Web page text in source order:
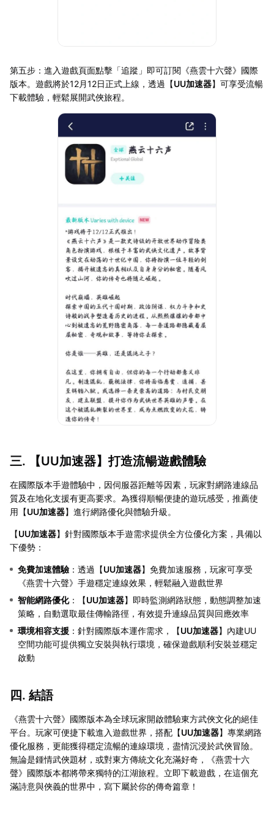
第五步：進入遊戲頁面點擊「追蹤」即可訂閱《燕雲十六聲》國際
版本。遊戲將於12月12日正式上線，透過【UU加速器】可享受流暢
下載體驗，輕鬆展開武俠旅程。
三. 【UU加速器】打造流暢遊戲體驗
在國際版本手遊體驗中，因伺服器距離等因素，玩家對網路連線品
質及在地化支援有更高要求。為獲得順暢便捷的遊玩感受，推薦使
用【UU加速器】進行網路優化與體驗升級。
【UU加速器】針對國際版本手遊需求提供全方位優化方案，具備以
下優勢：
免費加速體驗 ：透過【UU加速器】免費加速服務，玩家可享受
《燕雲十六聲》手遊穩定連線效果，輕鬆融入遊戲世界
智能網路優化：【UU加速器】即時監測網路狀態，動態調整加速
策略，自動選取最佳傳輸路徑，有效提升連線品質與回應效率
環境相容支援 ：針對國際版本運作需求，【UU加速器】內建UU
空間功能可提供獨立安裝與執行環境，確保遊戲順利安裝並穩定
啟動
四. 結語
《燕雲十六聲》國際版本為全球玩家開啟體驗東方武俠文化的絕佳
平台。玩家可便捷下載進入遊戲世界，搭配【UU加速器】專業網路
優化服務，更能獲得穩定流暢的連線環境，盡情沉浸於武俠冒險。
無論是鍾情武俠題材，或對東方傳統文化充滿好奇，《燕雲十六
聲》國際版本都將帶來獨特的江湖旅程。立即下載遊戲，在這個充
滿詩意與俠義的世界中，寫下屬於你的傳奇篇章！